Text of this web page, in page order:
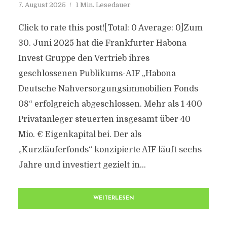
7. August 2025 1 Min. Lesedauer
Click to rate this post![Total: 0 Average: 0]Zum
30. Juni 2025 hat die Frankfurter Habona
Invest Gruppe den Vertrieb ihres
geschlossenen Publikums-AIF „Habona
Deutsche Nahversorgungsimmobilien Fonds
08“ erfolgreich abgeschlossen. Mehr als 1 400
Privatanleger steuerten insgesamt über 40
Mio. € Eigenkapital bei. Der als
„Kurzläuferfonds“ konzipierte AIF läuft sechs
Jahre und investiert gezielt in...
WEITERLESEN